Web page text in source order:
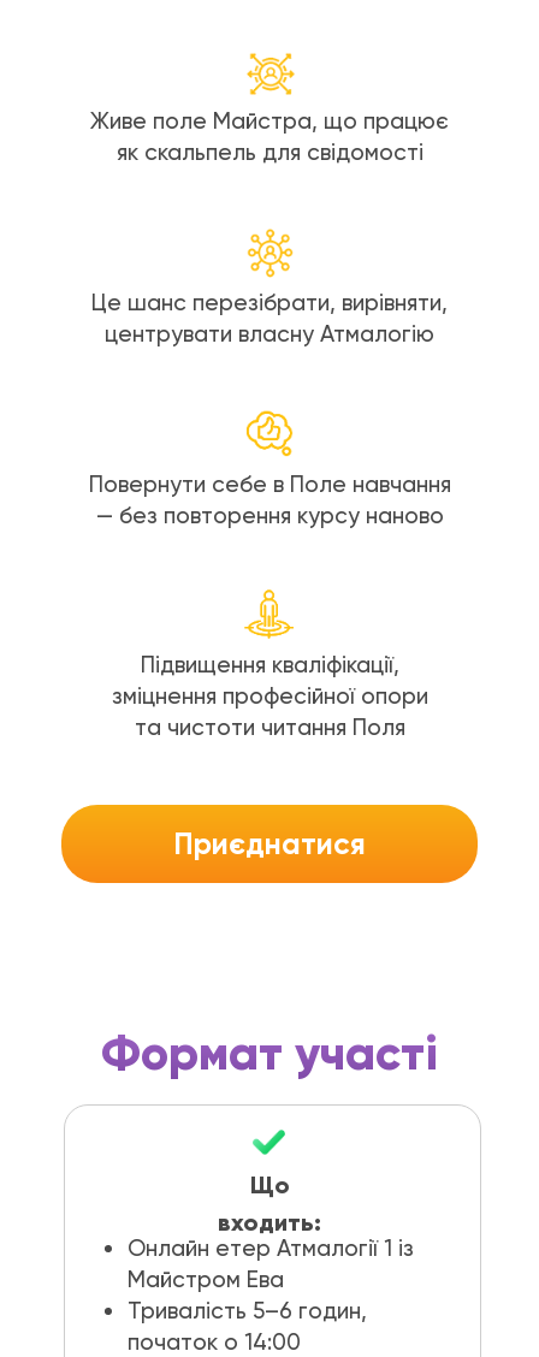
Підвищення кваліфікації,
зміцнення професійної опори
та чистоти читання Поля
Повернути себе в Поле навчання
— без повторення курсу наново
Це шанс перезібрати, вирівняти,
центрувати власну Атмалогію
Живе поле Майстра, що працює
як скальпель для свідомості
Приєднатися
Формат участі
Онлайн етер Атмалогії 1 із
Майстром Ева
Тривалість 5–6 годин,
початок о 14:00
Що
входить: